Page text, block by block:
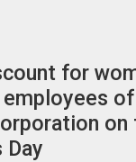
for
on
Day